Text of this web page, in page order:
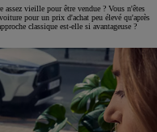
assez vieille pour être vendue ? Vous n'êtes
pour un prix d'achat peu élevé qu'après
classique est-elle si avantageuse ?